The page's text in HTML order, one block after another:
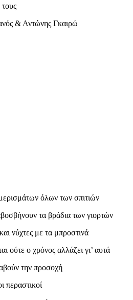
& Αντώνης Γκαιρώ
όλων των σπιτιών
τα βράδια των γιορτών
νύχτες με τα μπροστινά
ούτε ο χρόνος αλλάζει γι’ αυτά
την προσοχή
περαστικοί